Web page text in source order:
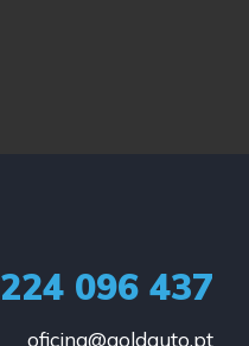
224 096 437
oficina@goldauto.pt